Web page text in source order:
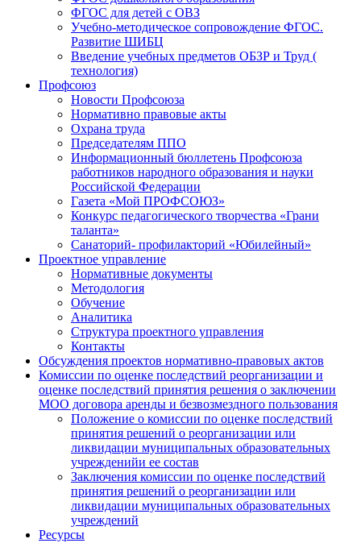
ФГОС для детей с ОВЗ
Учебно-методическое сопровождение ФГОС.
Развитие ШИБЦ
Введение учебных предметов ОБЗР и Труд (
технология)
Профсоюз
Новости Профсоюза
Нормативно правовые акты
Охрана труда
Председателям ППО
Информационный бюллетень Профсоюза
работников народного образования и науки
Российской Федерации
Газета «Мой ПРОФСОЮЗ»
Конкурс педагогического творчества «Грани
таланта»
Санаторий- профилакторий «Юбилейный»
Проектное управление
Нормативные документы
Методология
Обучение
Аналитика
Структура проектного управления
Контакты
Обсуждения проектов нормативно-правовых актов
Комиссии по оценке последствий реорганизации и
оценке последствий принятия решения о заключении
МОО договора аренды и безвозмездного пользования
Положение о комиссии по оценке последствий
принятия решений о реорганизации или
ликвидации муниципальных образовательных
учрежденийи ее состав
Заключения комиссии по оценке последствий
принятия решений о реорганизации или
ликвидации муниципальных образовательных
учреждений
Ресурсы